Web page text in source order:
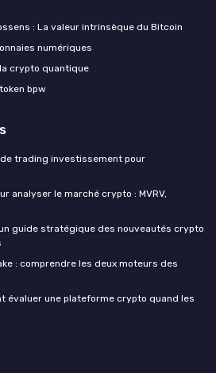
: La valeur intrinsèque du Bitcoin
numériques
crypto quantique
bpw
trading investissement pour
analyser le marché crypto : MVRV,
guide stratégique des nouveautés crypto
: comprendre les deux moteurs des
évaluer une plateforme crypto quand les